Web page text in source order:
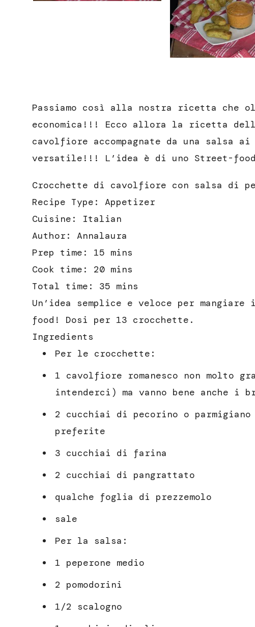
Passiamo così alla nostra ricetta che
economica!!! Ecco allora la ricetta
cavolfiore accompagnate da una salsa ai
versatile!!! L’idea è di uno Street-food
Crocchette di cavolfiore con salsa di
Recipe Type : Appetizer
Cuisine: Italian
Author: Annalaura
Prep time: 15 mins
Cook time: 20 mins
Total time: 35 mins
Un’idea semplice e veloce per
food! Dosi per 13 crocchette.
Ingredients
Per le crocchette:
1 cavolfiore romanesco non molto
intenderci) ma vanno bene anche i
2 cucchiai di pecorino o parmigiano
preferite
3 cucchiai di farina
2 cucchiai di pangrattato
qualche foglia di prezzemolo
sale
Per la salsa:
1 peperone medio
2 pomodorini
1/2 scalogno